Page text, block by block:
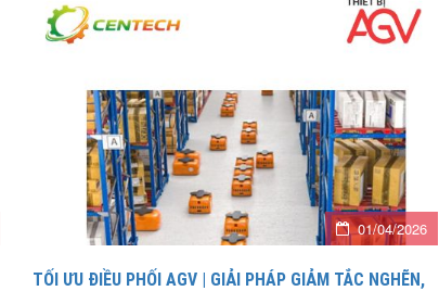
01/04/2026
TỐI ƯU ĐIỀU PHỐI AGV | GIẢI PHÁP GIẢM TẮC NGHẼN,